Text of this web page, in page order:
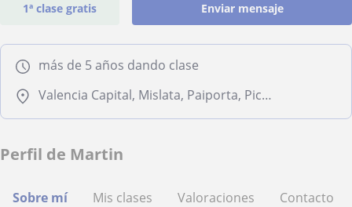
1ª clase gratis Enviar mensaje
más de 5 años dando clase
Valencia Capital, Mislata, Paiporta, Picanya, Xirivella
Perfil de Martin
Sobre mí Mis clases Valoraciones Contacto